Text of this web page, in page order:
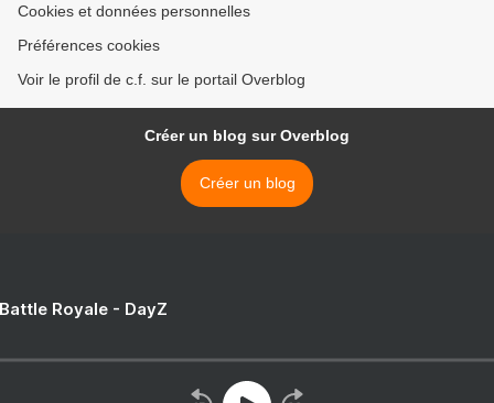
Cookies et données personnelles
Préférences cookies
Voir le profil de c.f. sur le portail Overblog
Créer un blog sur Overblog
Créer un blog
Royale - DayZ